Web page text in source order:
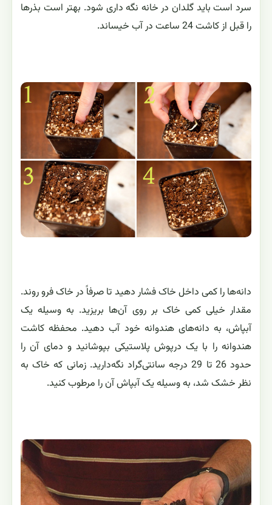
سرد است باید گلدان در خانه نگه داری شود. بهتر است بذرها
را قبل از کاشت 24 ساعت در آب خیساند.
دانه‌ها را کمی داخل خاک فشار دهید تا صرفاً در خاک فرو روند.
مقدار خیلی کمی خاک بر روی آن‌ها بریزید. به وسیله یک
آبپاش، به دانه‌های هندوانه خود آب دهید. محفظه کاشت
هندوانه را با یک درپوش پلاستیکی بپوشانید و دمای آن را
حدود 26 تا 29 درجه سانتی‌گراد نگه‌دارید. زمانی که خاک به
نظر خشک شد، به وسیله یک آبپاش آن را مرطوب کنید.